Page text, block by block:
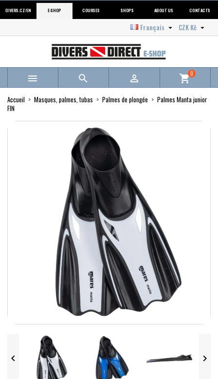
DIVERS.CZ/EN E-SHOP COURSES SHOPS ABOUT US CONTACTS
CZK Kč 
Français 
   shopping_cart0
Accueil Masques, palmes, tubas Palmes de plongée
Palmes Manta junior
FIN
 